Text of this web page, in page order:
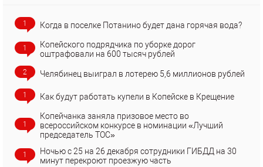
1 Когда в поселке Потанино будет дана горячая вода?
1
Копейского подрядчика по уборке дорог
оштрафовали на 600 тысяч рублей
2 Челябинец выиграл в лотерею 5,6 миллионов рублей
1 Как будут работать купели в Копейске в Крещение
1
Копейчанка заняла призовое место во
всероссийском конкурсе в номинации «Лучший
председатель ТОС»
1
Ночью с 25 на 26 декабря сотрудники ГИБДД на 30
минут перекроют проезжую часть